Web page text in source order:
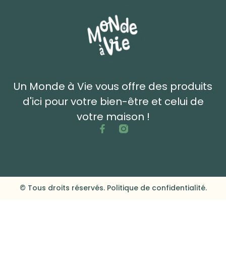
Un Monde à Vie vous offre des produits
d'ici pour votre bien-être et celui de
votre maison !
© Tous droits réservés. Politique de confidentialité.